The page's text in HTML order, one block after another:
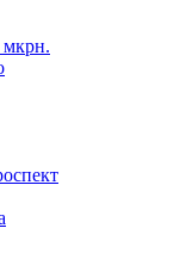
мкрн.